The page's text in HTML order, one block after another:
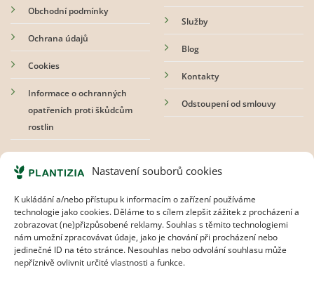
Nastavení souborů cookies
K ukládání a/nebo přístupu k informacím o zařízení používáme
technologie jako cookies. Děláme to s cílem zlepšit zážitek z procházení a
zobrazovat (ne)přizpůsobené reklamy. Souhlas s těmito technologiemi
nám umožní zpracovávat údaje, jako je chování při procházení nebo
jedinečné ID na této stránce. Nesouhlas nebo odvolání souhlasu může
nepříznivě ovlivnit určité vlastnosti a funkce.
Obchodní podmínky
Ochrana údajů
Cookies
Informace o ochranných
opatřeních proti škůdcům
rostlin
Služby
Blog
Kontakty
Odstoupení od smlouvy
Přihlaste se k odběru newsletteru
Souhlasím spravidly ochrany osobních údajů.